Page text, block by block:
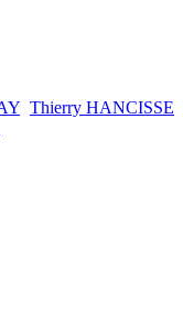
Thierry HANCISSE